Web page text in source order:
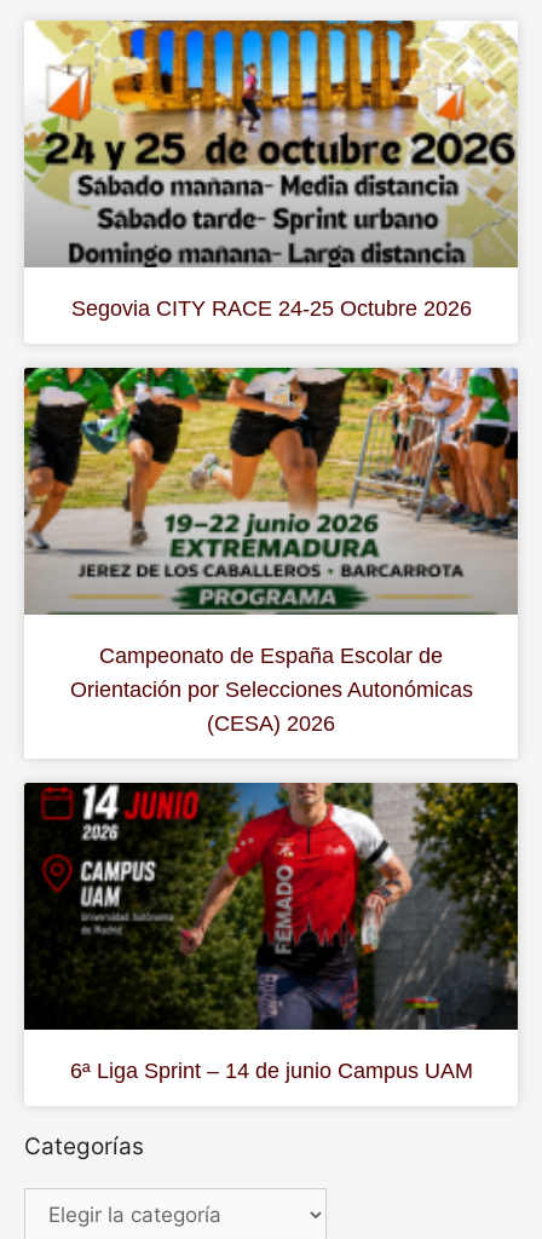
Segovia CITY RACE 24-25 Octubre 2026
Campeonato de España Escolar de
Orientación por Selecciones Autonómicas
(CESA) 2026
6ª Liga Sprint – 14 de junio Campus UAM
Categorías